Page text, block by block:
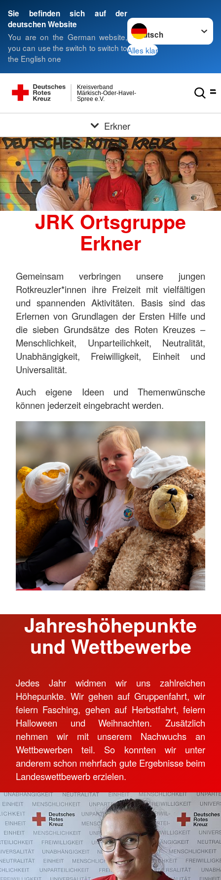
Sie befinden sich auf der
deutschen Website
You are on the German website,
you can use the switch to switch to
the English one
Sprache wechseln zu
Alles klar
Spree e.V.
Märkisch-Oder-Havel-
Kreisverband
Erkner
JRK Ortsgruppe
Erkner
Gemeinsam verbringen unsere jungen
Rotkreuzler*innen ihre Freizeit mit vielfältigen
und spannenden Aktivitäten. Basis sind das
Erlernen von Grundlagen der Ersten Hilfe und
die sieben Grundsätze des Roten Kreuzes –
Menschlichkeit, Unparteilichkeit, Neutralität,
Unabhängigkeit, Freiwilligkeit, Einheit und
Universalität.
Auch eigene Ideen und Themenwünsche
können jederzeit eingebracht werden.
Jahreshöhepunkte
und Wettbewerbe
Jedes Jahr widmen wir uns zahlreichen
Höhepunkte. Wir gehen auf Gruppenfahrt, wir
feiern Fasching, gehen auf Herbstfahrt, feiern
Halloween und Weihnachten. Zusätzlich
nehmen wir mit unserem Nachwuchs an
Wettbewerben teil. So konnten wir unter
anderem schon mehrfach gute Ergebnisse beim
Landeswettbewerb erzielen.